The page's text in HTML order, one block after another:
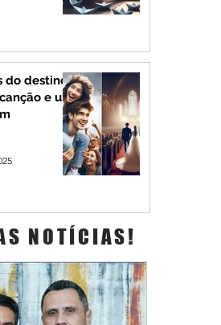
do destino:
e um
NOTÍCIAS!